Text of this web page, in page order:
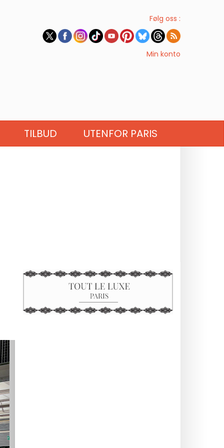
Følg oss :
Min konto
TILBUD UTENFOR PARIS